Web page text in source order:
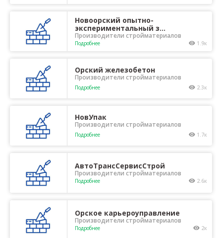
Новоорский опытно-
экспериментальный з...
Производители стройматериалов
Подробнее 1.9к
Орский железобетон
Производители стройматериалов
Подробнее 2.3к
НовУпак
Производители стройматериалов
Подробнее 1.7к
АвтоТрансСервисСтрой
Производители стройматериалов
Подробнее 2.6к
Орское карьероуправление
Производители стройматериалов
Подробнее 2к